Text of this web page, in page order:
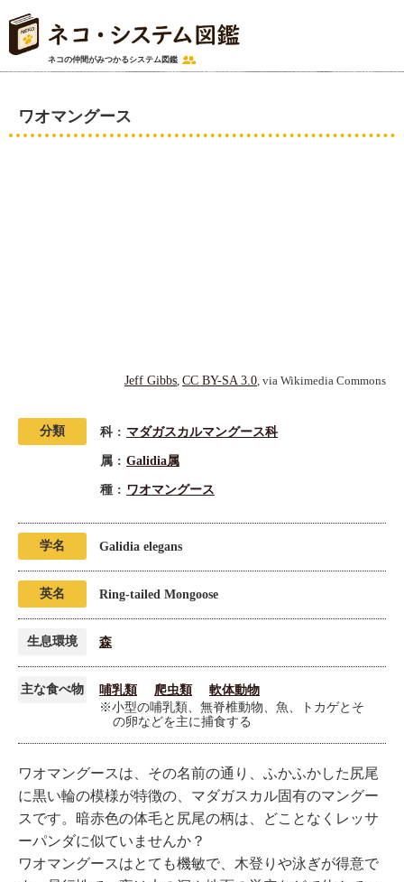
ネコの仲間がみつかるシステム図鑑
ワオマングース
Jeff Gibbs, CC BY-SA 3.0, via Wikimedia Commons
分類 科 マダガスカルマングース科
属 Galidia属
種 ワオマングース
学名 Galidia elegans
英名 Ring-tailed Mongoose
生息環境 森
主な食べ物 哺乳類 爬虫類
軟体動物
※小型の哺乳類、無脊椎動物、魚、トカゲとそ
の卵などを主に捕食する
ワオマングースは、その名前の通り、ふかふかした尻尾
に黒い輪の模様が特徴の、マダガスカル固有のマングー
スです。暗赤色の体毛と尻尾の柄は、どことなくレッサ
ーパンダに似ていませんか？
ワオマングースはとても機敏で、木登りや泳ぎが得意で